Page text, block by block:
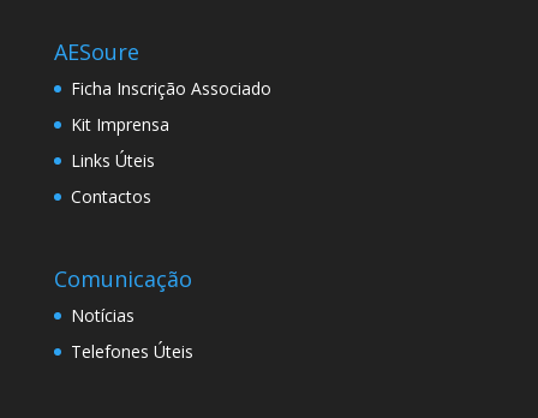
AESoure
Ficha Inscrição Associado
Kit Imprensa
Links Úteis
Contactos
Comunicação
Notícias
Telefones Úteis